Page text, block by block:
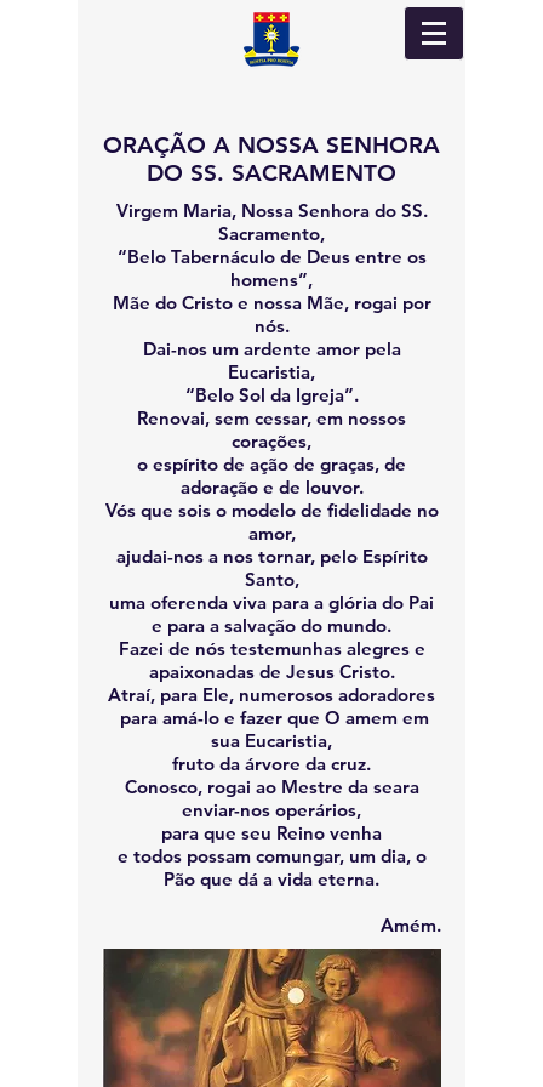
ORAÇÃO A NOSSA SENHORA
DO SS. SACRAMENTO
Virgem Maria, Nossa Senhora do SS.
Sacramento,
“Belo Tabernáculo de Deus entre os
homens”,
Mãe do Cristo e nossa Mãe, rogai por
nós.
Dai-nos um ardente amor pela
Eucaristia,
“Belo Sol da Igreja”.
Renovai, sem cessar, em nossos
corações,
o espírito de ação de graças, de
adoração e de louvor.
Vós que sois o modelo de fidelidade no
amor,
ajudai-nos a nos tornar, pelo Espírito
Santo,
uma oferenda viva para a glória do Pai
e para a salvação do mundo.
Fazei de nós testemunhas alegres e
apaixonadas de Jesus Cristo.
Atraí, para Ele, numerosos adoradores
para amá-lo e fazer que O amem em
sua Eucaristia,
fruto da árvore da cruz.
Conosco, rogai ao Mestre da seara
enviar-nos operários,
para que seu Reino venha
e todos possam comungar, um dia, o
Pão que dá a vida eterna.
Amém.